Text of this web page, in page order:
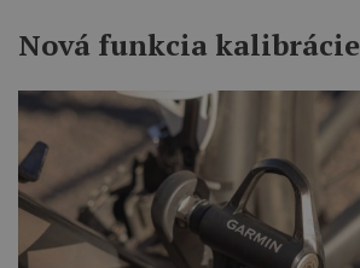
Nová funkcia kalibrácie